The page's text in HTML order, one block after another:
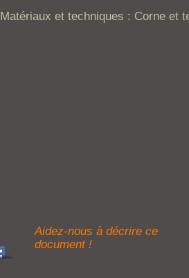
Matériaux et techniques : Corne et
Aidez-nous à décrire ce
document !